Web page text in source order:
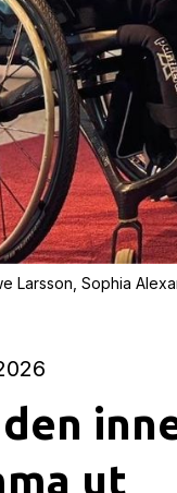
Larsson, Sophia
ut